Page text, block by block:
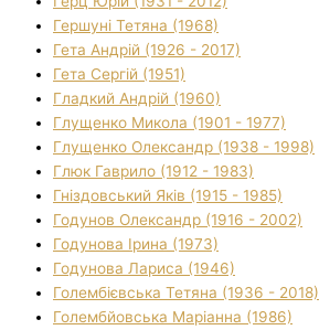
Гершуні Тетяна (1968)
Гета Андрій (1926 - 2017)
Гета Сергій (1951)
Гладкий Андрій (1960)
Глущенко Микола (1901 - 1977)
Глущенко Олександр (1938 - 1998)
Глюк Гаврило (1912 - 1983)
Гніздовський Яків (1915 - 1985)
Годунов Олександр (1916 - 2002)
Годунова Ірина (1973)
Годунова Лариса (1946)
Голембієвська Тетяна (1936 - 2018)
Голембйовська Маріанна (1986)